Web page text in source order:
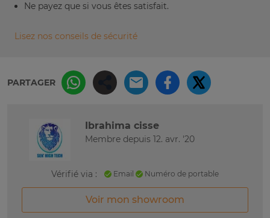
Ne payez que si vous êtes satisfait.
Lisez nos conseils de sécurité
PARTAGER
Ibrahima cisse
Membre depuis 12. avr. '20
Vérifié via : Email Numéro de portable
Voir mon showroom